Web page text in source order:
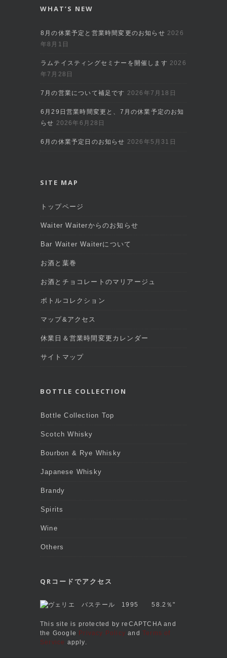
WHAT’S NEW
8月の休業予定と営業時間変更のお知らせ 2026
年8月1日
ラムテイスティングセミナーを開催します 2026
年7月28日
7月の営業について補足です 2026年7月18日
6月29日営業時間変更と、7月の休業予定のお知
らせ 2026年6月28日
6月の休業予定日のお知らせ 2026年5月31日
SITE MAP
トップページ
Waiter Waiterからのお知らせ
Bar Waiter Waiterについて
お酒と葉巻
お酒とチョコレートのマリアージュ
ボトルコレクション
マップ&アクセス
休業日＆営業時間変更カレンダー
サイトマップ
BOTTLE COLLECTION
Bottle Collection Top
Scotch Whisky
Bourbon & Rye Whisky
Japanese Whisky
Brandy
Spirits
Wine
Others
QRコードでアクセス
This site is protected by reCAPTCHA and
the Google Privacy Policy andTerms of
Service apply.